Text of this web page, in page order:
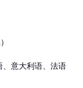
意大利语、法语